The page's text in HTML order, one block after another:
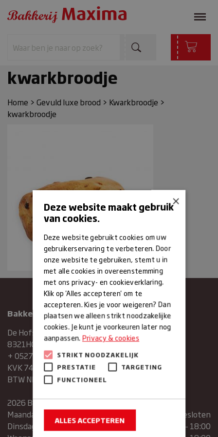
kwarkbroodje
Home > Gevuld luxe brood > Kwarkbroodje >
kwarkbroodje
Bakkerij Maxima
De Hofstee 1
8321HG Urk
+ 0527683454
KVK 74286293
BTW NR. NL859839151B01
2026 Bakkerij Maxima
Maandag
gesloten
Dinsdag
07:30 – 13:00 | 14:00 – 18:00
×
Deze website maakt gebruik
van cookies.
Deze website gebruikt cookies om uw
gebruikerservaring te verbeteren. Door
onze website te gebruiken, stemt u in
met alle cookies in overeenstemming
met ons privacy- en cookieverklaring.
Klik op 'Alles accepteren' om te
accepteren. Kies je voor weigeren? Dan
plaatsen we alleen strikt noodzakelijke
cookies. Je kunt je voorkeuren later nog
aanpassen.Privacy & cookies
STRIKT NOODZAKELIJK
PRESTATIE
TARGETING
FUNCTIONEEL
ALLES ACCEPTEREN